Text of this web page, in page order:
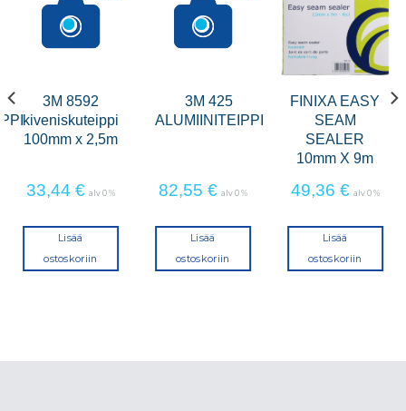
3M 8592
kiveniskuteippi
100mm x 2,5m
33,44 € alv 0 %
Lisää
ostoskoriin
3M 425
ALUMIINITEIPPI
82,55 € alv 0 %
Lisää
ostoskoriin
FINIXA EASY
SEAM
SEALER
10mm X 9m
49,36 € alv 0 %
Lisää
ostoskoriin